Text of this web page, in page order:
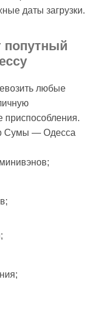
даты загрузки.
попутный
любые
приспособления.
Сумы — Одесса